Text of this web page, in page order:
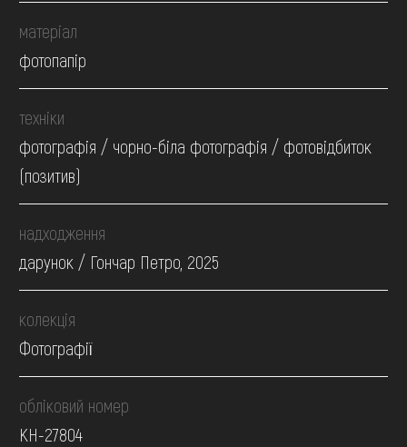
матеріал
фотопапір
техніки
фотографія / чорно-біла фотографія / фотовідбиток
(позитив)
надходження
дарунок / Гончар Петро, 2025
колекція
Фотографії
обліковий номер
КН-27804